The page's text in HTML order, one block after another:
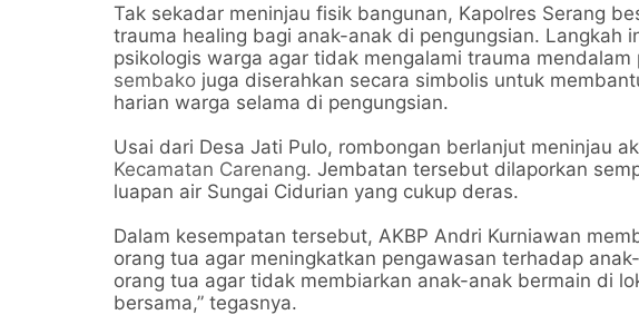
Tak sekadar meninjau fisik bangunan, Kapolres Serang
trauma healing bagi anak-anak di pengungsian. Langkah
psikologis warga agar tidak mengalami trauma
sembako juga diserahkan secara simbolis untuk
harian warga selama di pengungsian.
Usai dari Desa Jati Pulo, rombongan berlanjut meninjau
Kecamatan Carenang. Jembatan tersebut dilaporkan
luapan air Sungai Cidurian yang cukup deras.
Dalam kesempatan tersebut, AKBP Andri Kurniawan
orang tua agar meningkatkan pengawasan terhadap
orang tua agar tidak membiarkan anak-anak bermain di
bersama,” tegasnya.